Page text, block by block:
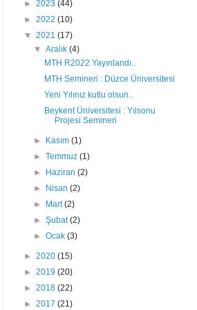
► 2023 (44)
► 2022 (10)
▼ 2021 (17)
▼Aralık(4)
MTH R2022 Yayınlandı..
MTH Semineri : Düzce Üniversitesi
Yeni Yılınız kutlu olsun..
Beykent Üniversitesi : Yılsonu
Projesi Semineri
► Kasım(1)
►Temmuz(1)
►
Haziran(2)
►
Nisan(2)
►
Mart(2)
►Şubat(2)
►Ocak(3)
► 2020 (15)
► 2019 (20)
► 2018 (22)
► 2017 (21)